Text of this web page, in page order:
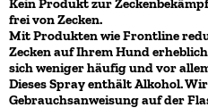
Kein Produkt zur
frei von Zecken.
Mit Produkten wie Frontline
Zecken auf Ihrem Hund
sich weniger häufig und vor
Dieses Spray enthält Alkohol.
Gebrauchsanweisung auf der